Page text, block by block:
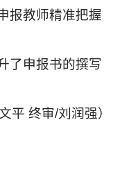
报教师精准把握
了申报书的撰写
平 终审/刘润强）